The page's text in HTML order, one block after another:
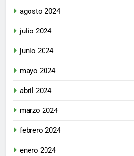
agosto 2024
julio 2024
junio 2024
mayo 2024
abril 2024
marzo 2024
febrero 2024
enero 2024